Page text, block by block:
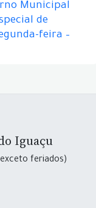
Municipal
de
feira –
Iguaçu
feriados)